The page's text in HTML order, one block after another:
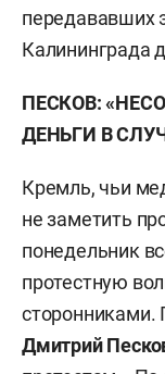
передававших
Калининграда
ПЕСКОВ:
ДЕНЬГИ В
Кремль, чьи
не заметить
понедельник
протестную
сторонниками.
Дмитрий